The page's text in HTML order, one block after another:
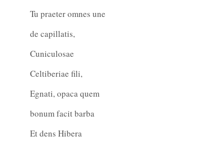
Tu praeter omnes une
de capillatis,
Cuniculosae
Celtiberiae fili,
Egnati, opaca quem
bonum facit barba
Et dens Hibera